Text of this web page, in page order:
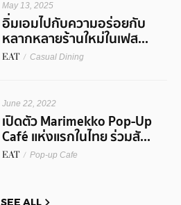
May 13, 2025
อิ่มเอมไปกับความอร่อยกับ
หลากหลายร้านใหม่ในเฟส...
EAT / Casual Dining
June 22, 2022
เปิดตัว Marimekko Pop-Up
Café แห่งแรกในไทย ร่วมสั...
EAT / Pop-up Cafe
SEE ALL